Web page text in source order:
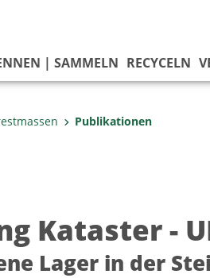
| SAMMELN RECYCELN
Publikationen
Kataster -
Lager in der